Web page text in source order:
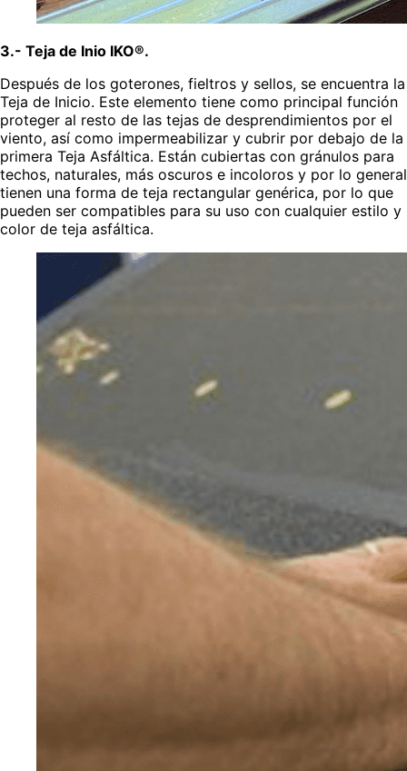
3.- Teja de Inio IKO®.
Después de los goterones, fieltros y sellos, se encuentra la
Teja de Inicio. Este elemento tiene como principal función
proteger al resto de las tejas de desprendimientos por el
viento, así como impermeabilizar y cubrir por debajo de la
primera Teja Asfáltica. Están cubiertas con gránulos para
techos, naturales, más oscuros e incoloros y por lo general
tienen una forma de teja rectangular genérica, por lo que
pueden ser compatibles para su uso con cualquier estilo y
color de teja asfáltica.